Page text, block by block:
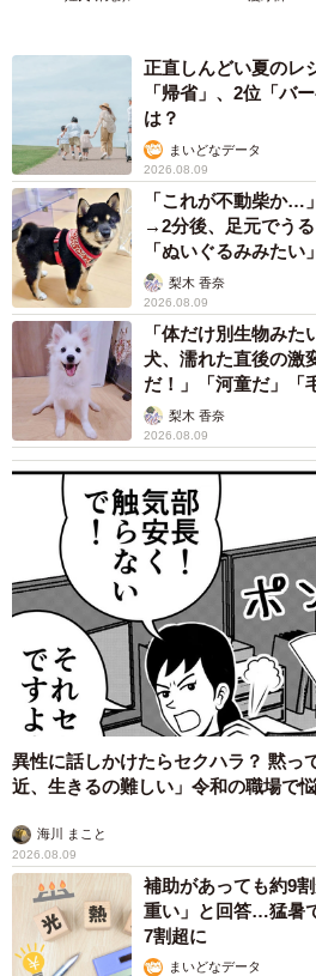
正直しんどい夏のレ
「帰省」、2位「バ
は？
まいどなデータ
2026.08.09
「これが不動柴か…
→2分後、足元でう
「ぬいぐるみみたい」
梨木 香奈
2026.08.09
「体だけ別生物み
犬、濡れた直後の
だ！」「河童だ」「
梨木 香奈
2026.08.09
異性に話しかけたらセクハラ？ 黙っ
近、生きるの難しい」令和の職場で悩
海川 まこと
2026.08.09
補助があっても約9
重い」と回答…猛暑
7割超に
まいどなデータ